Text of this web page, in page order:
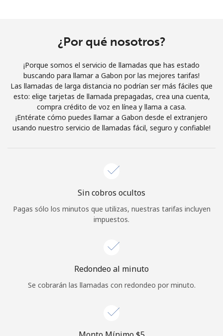
Únete
¡Hola!
Inicia sesión oREGÍSTRATE →
¿Olvidaste tu contraseña? →
o
Continuar con
¿Por qué nosotros?
¡Porque somos el servicio de llamadas que has estado
buscando para llamar a Gabon por las mejores tarifas!
Las llamadas de larga distancia no podrían ser más fáciles que
esto: elige tarjetas de llamada prepagadas, crea una cuenta,
compra crédito de voz en línea y llama a casa.
¡Entérate cómo puedes llamar a Gabon desde el extranjero
usando nuestro servicio de llamadas fácil, seguro y confiable!
Sin cobros ocultos
Pagas sólo los minutos que utilizas, nuestras tarifas incluyen
impuestos.
Redondeo al minuto
Se cobrarán las llamadas con redondeo por minuto.